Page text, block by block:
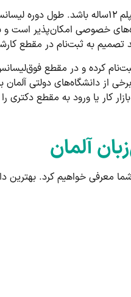
خصوصی امکان‌پذیر است و
به ثبت‌نام در مقطع
از دانشگاه‌های دولتی
کار یا ورود به مقطع دکتری
آلمان
معرفی خواهیم کرد. بهترین